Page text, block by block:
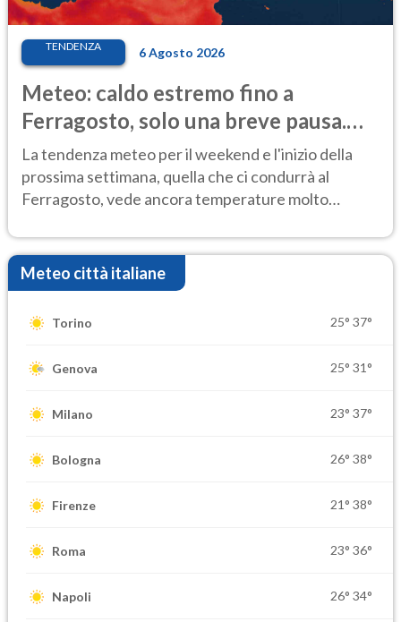
TENDENZA 6 Agosto 2026
Meteo: caldo estremo fino a
Ferragosto, solo una breve pausa.
Ecco dove
La tendenza meteo per il weekend e l'inizio della
prossima settimana, quella che ci condurrà al
Ferragosto, vede ancora temperature molto
Meteo città italiane
Torino 25° 37°
Genova 25° 31°
Milano 23° 37°
Bologna 26° 38°
Firenze 21° 38°
Roma 23° 36°
Napoli 26° 34°